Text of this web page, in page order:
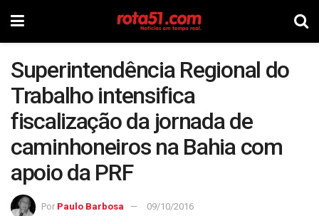
Superintendência Regional do
Trabalho intensifica
fiscalização da jornada de
caminhoneiros na Bahia com
apoio da PRF
Por Paulo Barbosa 09/10/2016